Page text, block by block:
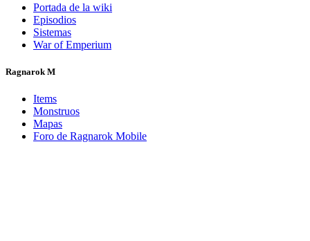
Portada de la wiki
Episodios
Sistemas
War of Emperium
Ragnarok M
Items
Monstruos
Mapas
Foro de Ragnarok Mobile